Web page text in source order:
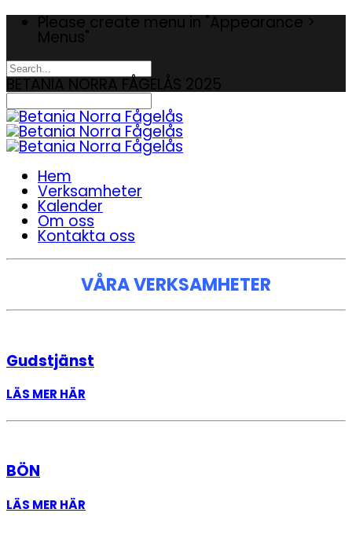
Please create menu in "Appearance >
Menus"
BETANIA NORRA FÅGELÅS 2025
Hem
Verksamheter
Kalender
Om oss
Kontakta oss
VÅRA VERKSAMHETER
Gudstjänst
LÄS MER HÄR
BÖN
LÄS MER HÄR